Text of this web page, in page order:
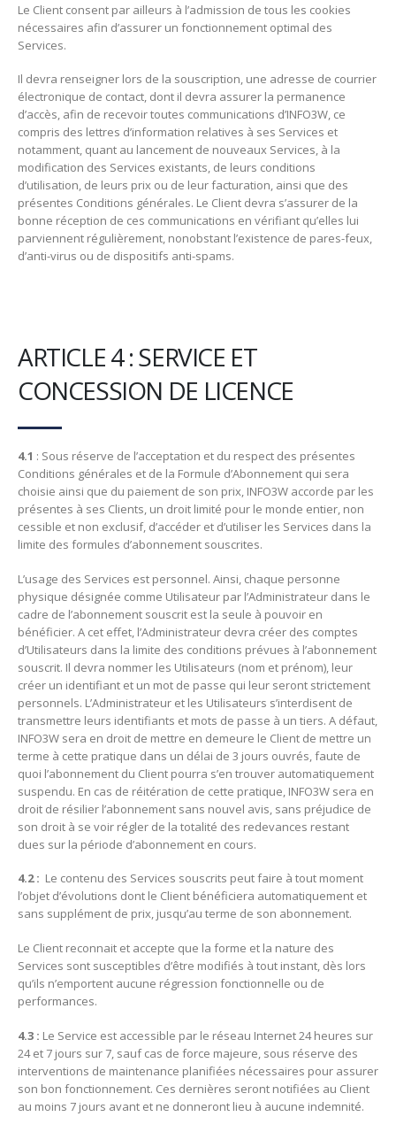
Le Client consent par ailleurs à l’admission de tous les cookies
nécessaires afin d’assurer un fonctionnement optimal des
Services.
Il devra renseigner lors de la souscription, une adresse de courrier
électronique de contact, dont il devra assurer la permanence
d’accès, afin de recevoir toutes communications d’INFO3W, ce
compris des lettres d’information relatives à ses Services et
notamment, quant au lancement de nouveaux Services, à la
modification des Services existants, de leurs conditions
d’utilisation, de leurs prix ou de leur facturation, ainsi que des
présentes Conditions générales. Le Client devra s’assurer de la
bonne réception de ces communications en vérifiant qu’elles lui
parviennent régulièrement, nonobstant l’existence de pares-feux,
d’anti-virus ou de dispositifs anti-spams.
ARTICLE 4 : SERVICE ET
CONCESSION DE LICENCE
4.1 : Sous réserve de l’acceptation et du respect des présentes
Conditions générales et de la Formule d’Abonnement qui sera
choisie ainsi que du paiement de son prix, INFO3W accorde par les
présentes à ses Clients, un droit limité pour le monde entier, non
cessible et non exclusif, d’accéder et d’utiliser les Services dans la
limite des formules d’abonnement souscrites.
L’usage des Services est personnel. Ainsi, chaque personne
physique désignée comme Utilisateur par l’Administrateur dans le
cadre de l’abonnement souscrit est la seule à pouvoir en
bénéficier. A cet effet, l’Administrateur devra créer des comptes
d’Utilisateurs dans la limite des conditions prévues à l’abonnement
souscrit. Il devra nommer les Utilisateurs (nom et prénom), leur
créer un identifiant et un mot de passe qui leur seront strictement
personnels. L’Administrateur et les Utilisateurs s’interdisent de
transmettre leurs identifiants et mots de passe à un tiers. A défaut,
INFO3W sera en droit de mettre en demeure le Client de mettre un
terme à cette pratique dans un délai de 3 jours ouvrés, faute de
quoi l’abonnement du Client pourra s’en trouver automatiquement
suspendu. En cas de réitération de cette pratique, INFO3W sera en
droit de résilier l’abonnement sans nouvel avis, sans préjudice de
son droit à se voir régler de la totalité des redevances restant
dues sur la période d’abonnement en cours.
4.2 : Le contenu des Services souscrits peut faire à tout moment
l’objet d’évolutions dont le Client bénéficiera automatiquement et
sans supplément de prix, jusqu’au terme de son abonnement.
Le Client reconnait et accepte que la forme et la nature des
Services sont susceptibles d’être modifiés à tout instant, dès lors
qu’ils n’emportent aucune régression fonctionnelle ou de
performances.
4.3 : Le Service est accessible par le réseau Internet 24 heures sur
24 et 7 jours sur 7, sauf cas de force majeure, sous réserve des
interventions de maintenance planifiées nécessaires pour assurer
son bon fonctionnement. Ces dernières seront notifiées au Client
au moins 7 jours avant et ne donneront lieu à aucune indemnité.